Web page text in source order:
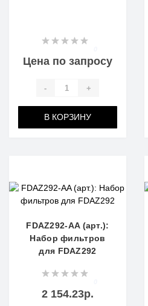
Цена по запросу
- +
В КОРЗИНУ
FDAZ292-AA (арт.):
Набор фильтров
для FDAZ292
2 154.23р.